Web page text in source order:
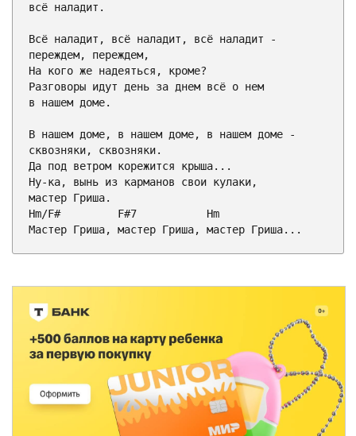
всё наладит.
Всё наладит, всё наладит, всё наладит -
переждем, переждем,
На кого же надеяться, кроме?
Разговоры идут день за днем всё о нем
в нашем доме.
В нашем доме, в нашем доме, в нашем доме -
сквозняки, сквозняки.
Да под ветром корежится крыша...
Ну-ка, вынь из карманов свои кулаки,
Hm/F# F#7
Hm
Мастер Гриша, мастер Гриша, мастер Гриша...